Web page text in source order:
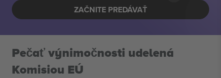
ZAČNITE PREDÁVAŤ
Pečať výnimočnosti udelená
Komisiou EÚ